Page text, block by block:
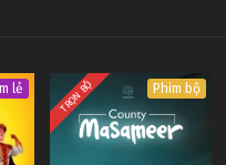
lẻ TRỌN BỘ Phim bộ